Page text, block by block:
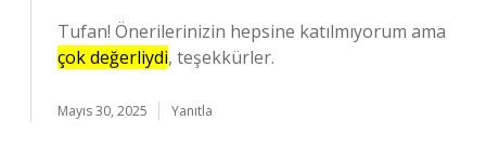
Tufan! Önerilerinizin hepsine katılmıyorum ama
çok değerliydi, teşekkürler.
Mayıs 30, 2025 Yanıtla